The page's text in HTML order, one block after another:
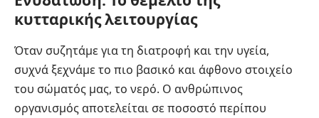
κυτταρικής λειτουργίας
Όταν συζητάμε για τη διατροφή και την υγεία,
συχνά ξεχνάμε το πιο βασικό και άφθονο στοιχείο
του σώματός μας, το νερό. Ο ανθρώπινος
οργανισμός αποτελείται σε ποσοστό περίπου